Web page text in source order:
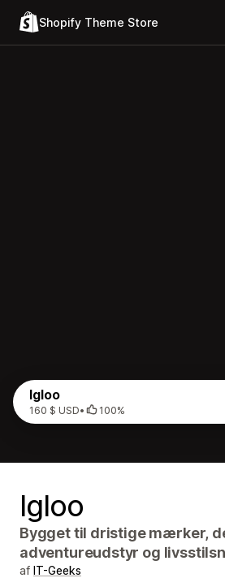
Shopify Theme Store
Igloo
160 $ USD• 100%
Igloo
Bygget til dristige mærker,
adventureudstyr og
af IT-Geeks